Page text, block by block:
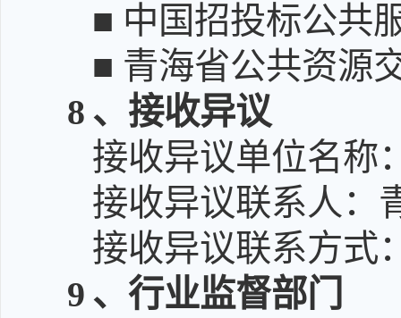
■ 中国招投标公共
■ 青海省公共资源
8 、接收异议
接收异议单位名称
接收异议联系人：
接收异议联系方式
9 、行业监督部门